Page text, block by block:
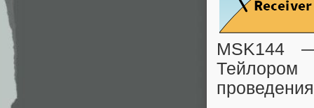
MSK144